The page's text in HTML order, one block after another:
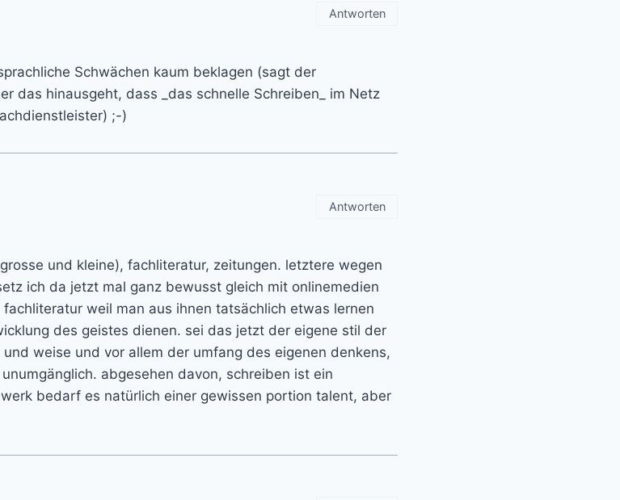
Schwächen kaum beklagen (sagt der
das hinausgeht, dass _das schnelle Schreiben_ im Netz
;-)
Antworten
und kleine), fachliteratur, zeitungen. letztere wegen
ich da jetzt mal ganz bewusst gleich mit onlinemedien
weil man aus ihnen tatsächlich etwas lernen
des geistes dienen. sei das jetzt der eigene stil der
weise und vor allem der umfang des eigenen denkens,
abgesehen davon, schreiben ist ein
bedarf es natürlich einer gewissen portion talent, aber
Antworten